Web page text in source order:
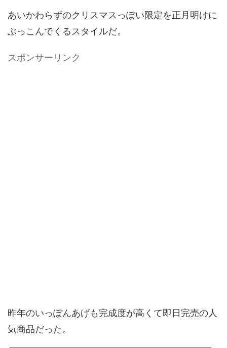
あいかわらずのクリスマスっぽい限定を正月明けに
ぶっこんでくるスタイルだ。
スポンサーリンク
昨年のいっぽんあげも完成度が高くて即日完売の人
気商品だった。